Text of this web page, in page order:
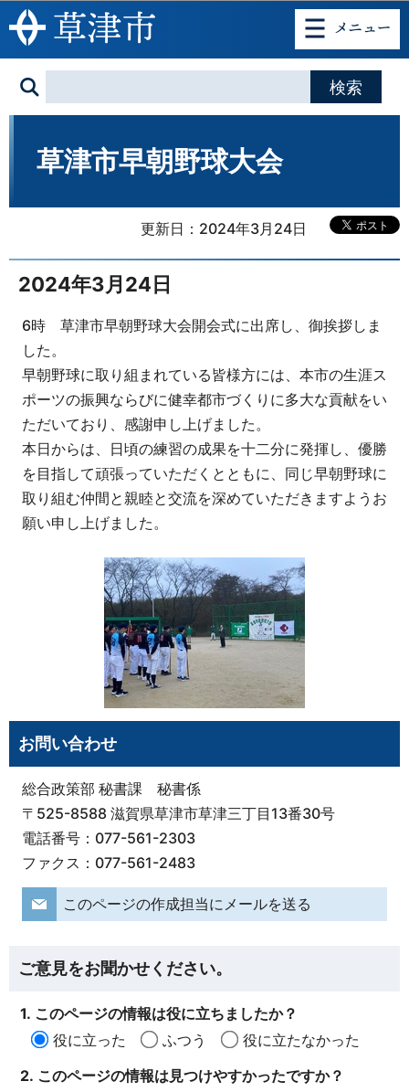
このページの本文へ移動
草津市早朝野球大会
更新日：2024年3月24日
2024年3月24日
6時 草津市早朝野球大会開会式に出席し、御挨拶しま
した。
早朝野球に取り組まれている皆様方には、本市の生涯ス
ポーツの振興ならびに健幸都市づくりに多大な貢献をい
ただいており、感謝申し上げました。
本日からは、日頃の練習の成果を十二分に発揮し、優勝
を目指して頑張っていただくとともに、同じ早朝野球に
取り組む仲間と親睦と交流を深めていただきますようお
願い申し上げました。
お問い合わせ
総合政策部 秘書課 秘書係
〒525-8588 滋賀県草津市草津三丁目13番30号
電話番号：077-561-2303
ファクス：077-561-2483
このページの作成担当にメールを送る
ご意見をお聞かせください。
1. このページの情報は役に立ちましたか？
役に立った
ふつう
役に立たなかった
2. このページの情報は見つけやすかったですか？